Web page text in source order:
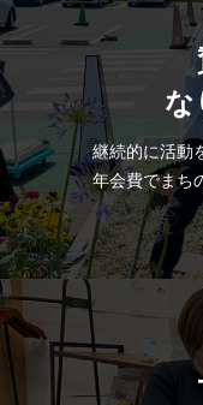
な
継続的に活動
年会費でまち